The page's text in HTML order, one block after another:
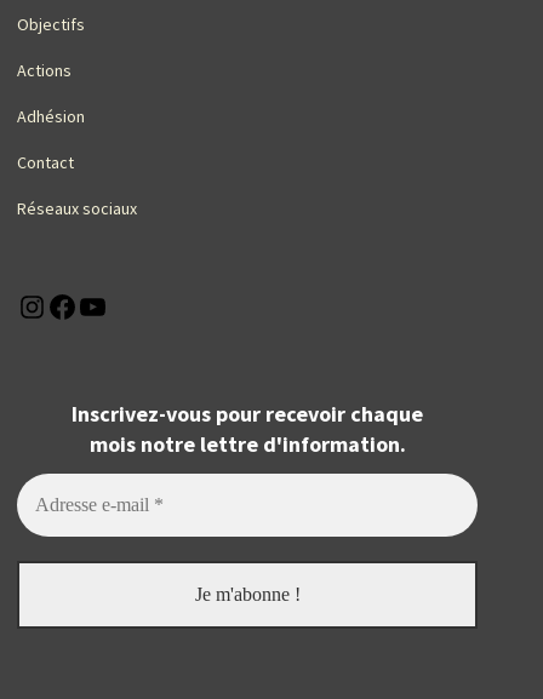
Objectifs
Actions
Adhésion
Contact
Réseaux sociaux
Instagram
Facebook
Inscrivez-vous pour recevoir chaque
mois notre lettre d'information.